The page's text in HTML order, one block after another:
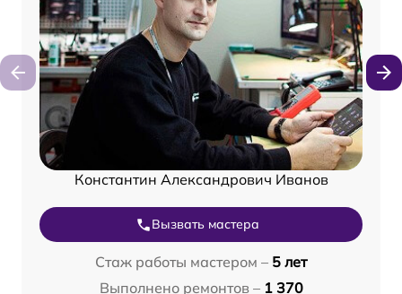
Константин Александрович Иванов
Вызвать мастера
Стаж работы мастером – 5 лет
Выполнено ремонтов – 1 370